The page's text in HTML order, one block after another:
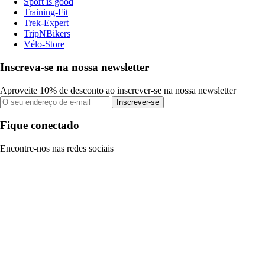
Training-Fit
Trek-Expert
TripNBikers
Vélo-Store
Inscreva-se na nossa newsletter
Aproveite 10% de desconto ao inscrever-se na nossa newsletter
Inscrever-se
Fique conectado
Encontre-nos nas redes sociais